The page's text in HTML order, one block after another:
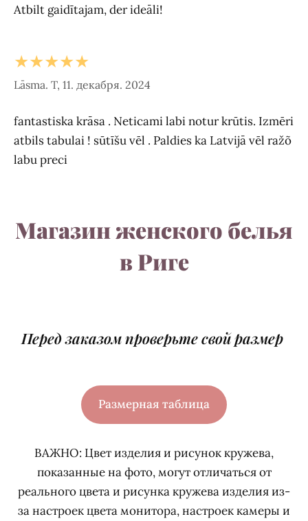
Магазин женского белья
в Риге
Перед заказом проверьте свой размер
Размерная таблица
ВАЖНО: Цвет изделия и рисунок кружева,
показанные на фото, могут отличаться от
реального цвета и рисунка кружева изделия из-
за настроек цвета монитора, настроек камеры и
Atbilt gaidītajam, der ideāli!
★★★★★
Lāsma. T, 11. декабря. 2024
fantastiska krāsa . Neticami labi notur krūtis. Izmēri
atbils tabulai ! sūtīšu vēl . Paldies ka Latvijā vēl ražõ
labu preci